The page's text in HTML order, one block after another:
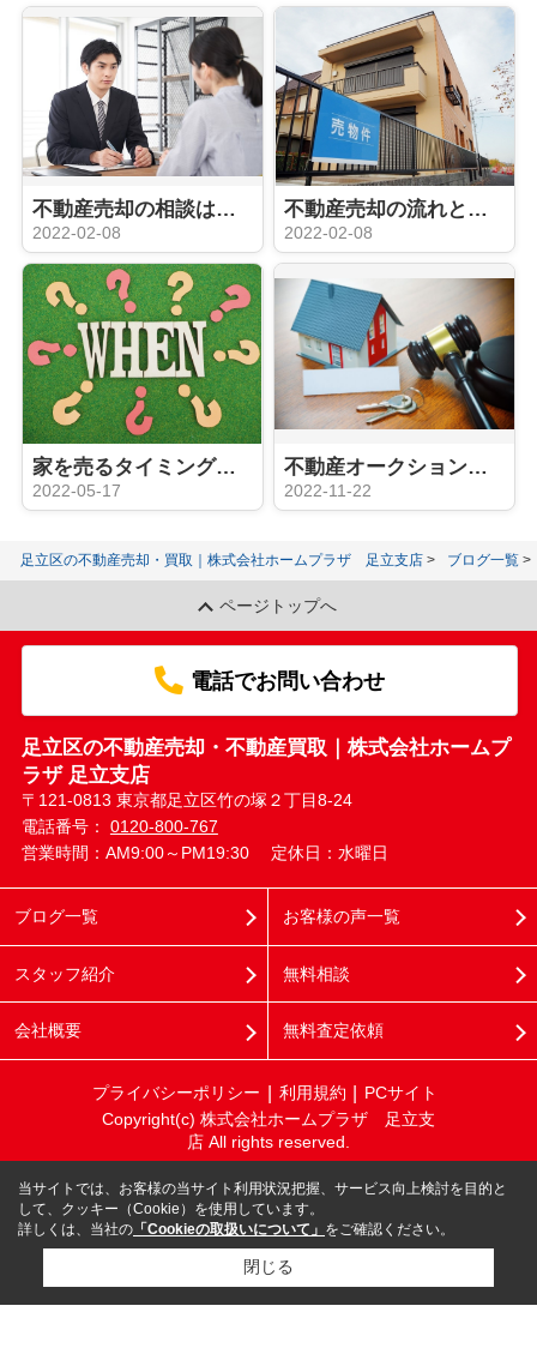
不動産売却の相談はどこでできる？目的ごとの窓口や費用を解説！
2022-02-08
不動産売却の流れとは？媒介契約や売却活動について解説！
2022-02-08
家を売るタイミングはいつ？タイミングを見極めるポイントとは
2022-05-17
不動産オークションとは？メリットや注意すべきポイントを解説
2022-11-22
足立区の不動産売却・買取｜株式会社ホームプラザ 足立支店 ブログ一覧
ページトップへ
電話でお問い合わせ
足立区の不動産売却・不動産買取｜株式会社ホームプ
ラザ 足立支店
〒121-0813 東京都足立区竹の塚２丁目8-24
電話番号： 0120-800-767
営業時間：AM9:00～PM19:30
定休日：水曜日
ブログ一覧
スタッフ紹介
会社概要
お客様の声一覧
無料相談
無料査定依頼
プライバシーポリシー 利用規約
PCサイト
Copyright(c) 株式会社ホームプラザ 足立支
店 All rights reserved.
当サイトでは、お客様の当サイト利用状況把握、サービス向上検討を目的と
して、クッキー（Cookie）を使用しています。
詳しくは、当社の 「Cookieの取扱いについて」 をご確認ください。
閉じる